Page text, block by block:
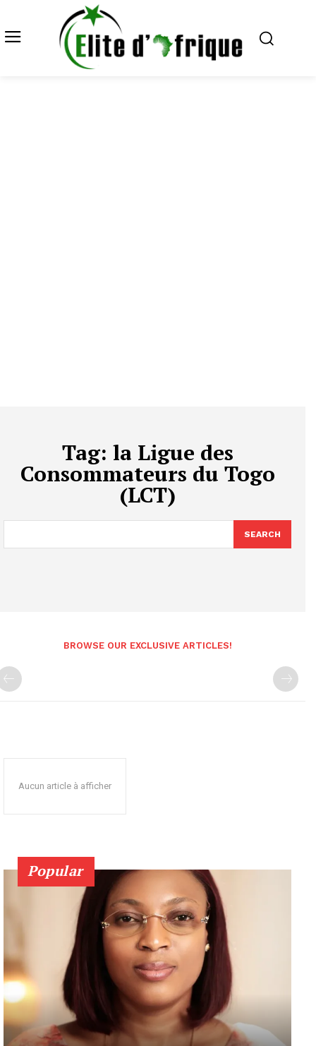
Tag: la Ligue des
Consommateurs du Togo
(LCT)
SEARCH
BROWSE OUR EXCLUSIVE ARTICLES!
Aucun article à afficher
Popular